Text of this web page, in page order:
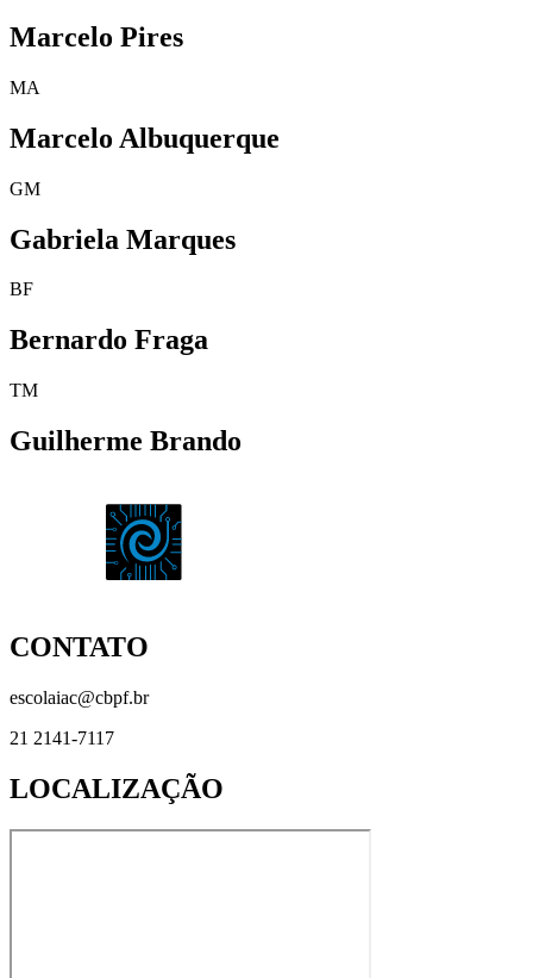
Marcelo Pires
MA
Marcelo Albuquerque
GM
Gabriela Marques
BF
Bernardo Fraga
TM
Guilherme Brando
CONTATO
escolaiac@cbpf.br
21 2141-7117
LOCALIZAÇÃO